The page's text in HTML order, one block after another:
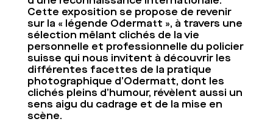
Cette exposition se propose de revenir
sur la « légende Odermatt », à travers une
sélection mêlant clichés de la vie
personnelle et professionnelle du policier
suisse qui nous invitent à découvrir les
différentes facettes de la pratique
photographique d’Odermatt, dont les
clichés pleins d’humour, révèlent aussi un
sens aigu du cadrage et de la mise en
scène.